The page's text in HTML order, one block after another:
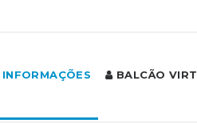
INFORMAÇÕES BALCÃO